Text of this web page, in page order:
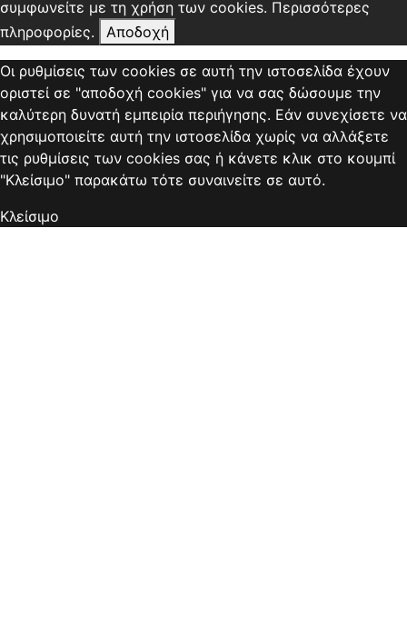
συμφωνείτε με τη χρήση των cookies. Περισσότερες
πληροφορίες.
Αποδοχή
Οι ρυθμίσεις των cookies σε αυτή την ιστοσελίδα έχουν
οριστεί σε "αποδοχή cookies" για να σας δώσουμε την
καλύτερη δυνατή εμπειρία περιήγησης. Εάν συνεχίσετε να
χρησιμοποιείτε αυτή την ιστοσελίδα χωρίς να αλλάξετε
τις ρυθμίσεις των cookies σας ή κάνετε κλικ στο κουμπί
"Κλείσιμο" παρακάτω τότε συναινείτε σε αυτό.
Κλείσιμο